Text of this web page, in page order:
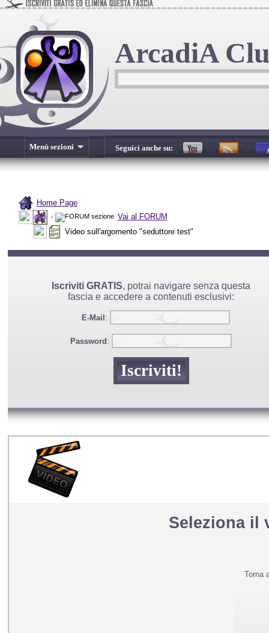
ArcadiA
Menù sezioni Seguici anche su:
Home Page
-
Vai al FORUM
Video sull'argomento "seduttore test"
Iscriviti GRATIS, potrai navigare senza questa
fascia e accedere a contenuti esclusivi:
E-Mail :
Password :
Seleziona il
Torna